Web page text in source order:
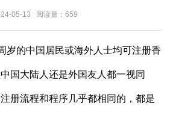
05-13 阅读量：659
岁的中国居民或海外人士均可注册香
国大陆人还是外国友人都一视同
册流程和程序几乎都相同的，都是